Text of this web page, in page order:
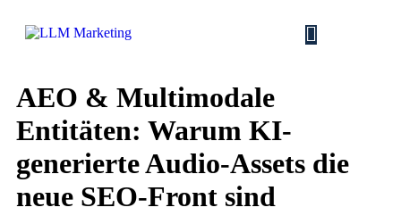
AEO & Multimodale
Entitäten: Warum KI-
generierte Audio-Assets die
neue SEO-Front sind